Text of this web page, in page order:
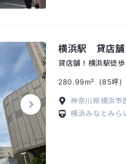
横浜駅 貸店
貸店舗！横浜駅徒
280.99m² (85坪)
神奈川県横浜市
横浜みなとみら